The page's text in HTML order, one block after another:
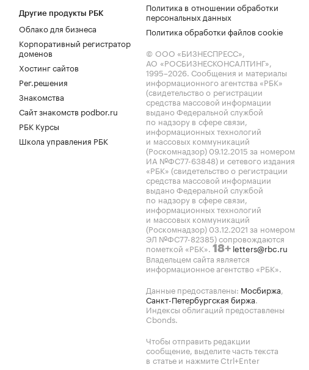
Другие продукты РБК
Облако для бизнеса
Корпоративный регистратор
доменов
Хостинг сайтов
Рег.решения
Знакомства
Сайт знакомств podbor.ru
РБК Курсы
Школа управления РБК
Политика в отношении обработки
персональных данных
Политика обработки файлов cookie
© ООО «БИЗНЕСПРЕСС»,
АО «РОСБИЗНЕСКОНСАЛТИНГ»,
1995–2026. Сообщения и материалы
информационного агентства «РБК»
(свидетельство о регистрации
средства массовой информации
выдано Федеральной службой
по надзору в сфере связи,
информационных технологий
и массовых коммуникаций
(Роскомнадзор) 09.12.2015 за номером
ИА №ФС77-63848) и сетевого издания
«РБК» (свидетельство о регистрации
средства массовой информации
выдано Федеральной службой
по надзору в сфере связи,
информационных технологий
и массовых коммуникаций
(Роскомнадзор) 03.12.2021 за номером
ЭЛ №ФС77-82385) сопровождаются
пометкой «РБК». 18+ letters@rbc.ru
Владельцем сайта является
информационное агентство «РБК».
Данные предоставлены: Мосбиржа,
Санкт-Петербургская биржа.
Индексы облигаций предоставлены
Cbonds.
Чтобы отправить редакции
сообщение, выделите часть текста
в статье и нажмите Ctrl+Enter